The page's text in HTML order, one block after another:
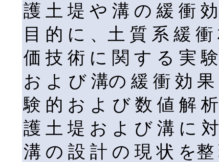
護 土 堤 や 溝 の 緩 衝
目 的 に 、土 質 系 緩
価 技 術 に 関 す る 実
お よ び 溝の 緩 衝 効
験 的 お よ び 数 値 解
護 土 堤 お よ び 溝 に
溝 の 設 計 の 現 状 を